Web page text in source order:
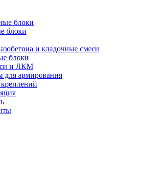
блоки
блоки
и кладочные смеси
блоки
и ЛКМ
для армирования